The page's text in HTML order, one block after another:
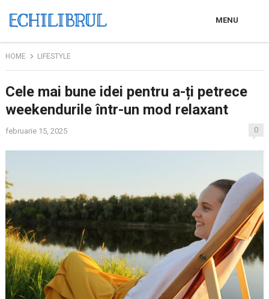
MENU
HOME LIFESTYLE
Cele mai bune idei pentru a-ți petrece
weekendurile într-un mod relaxant
februarie 15, 2025 0